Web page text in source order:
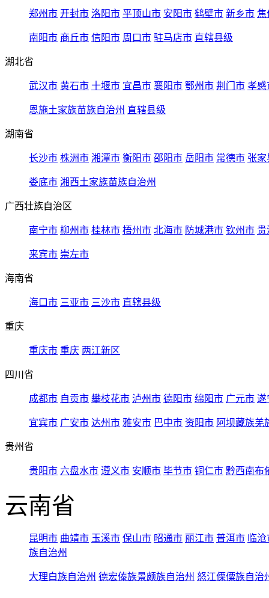
郑州市 开封市 洛阳市 平顶山市 安阳市 鹤壁市 新乡市 焦
南阳市 商丘市 信阳市 周口市 驻马店市 直辖县级
湖北省
武汉市 黄石市 十堰市 宜昌市 襄阳市 鄂州市 荆门市 孝感
恩施土家族苗族自治州 直辖县级
湖南省
长沙市 株洲市 湘潭市 衡阳市 邵阳市 岳阳市 常德市 张家
娄底市 湘西土家族苗族自治州
广西壮族自治区
南宁市 柳州市 桂林市 梧州市 北海市 防城港市 钦州市 贵
来宾市 崇左市
海南省
海口市 三亚市 三沙市 直辖县级
重庆
重庆市 重庆 两江新区
四川省
成都市 自贡市 攀枝花市 泸州市 德阳市 绵阳市 广元市 遂
宜宾市 广安市 达州市 雅安市 巴中市 资阳市 阿坝藏族羌
贵州省
贵阳市 六盘水市 遵义市 安顺市 毕节市 铜仁市 黔西南布
云南省
昆明市 曲靖市 玉溪市 保山市 昭通市 丽江市 普洱市 临
族自治州
大理白族自治州 德宏傣族景颇族自治州 怒江傈僳族自治